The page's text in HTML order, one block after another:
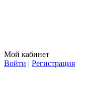
Мой кабинет
Войти | Регистрация